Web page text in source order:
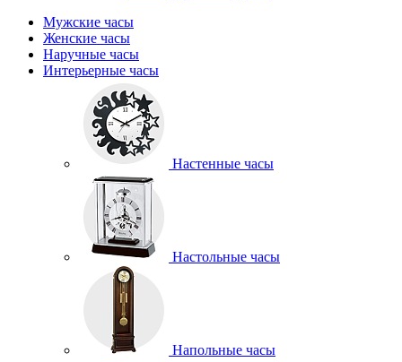
Мужские часы
Женские часы
Наручные часы
Интерьерные часы
Настенные часы
Настольные часы
Напольные часы